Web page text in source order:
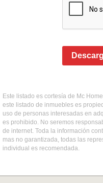
Este listado es cortesía de Mc
este listado de inmuebles es
uso de personas interesadas en
es prohibido. No seremos
de internet. Toda la información
mas no garantizada, todas las
individual es recomendada.